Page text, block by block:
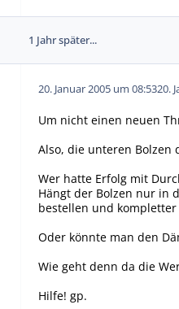
1 Jahr später...
20. Januar 2005 um 08:5320.
Um nicht einen neuen
Also, die unteren Bolzen
Wer hatte Erfolg mit
Hängt der Bolzen nur in
bestellen und kompletter
Oder könnte man den
Wie geht denn da die
Hilfe! gp.